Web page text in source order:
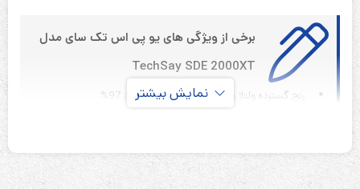
برخی از ویژگی های یو پی اس تک سای مدل
TechSay SDE 2000XT
*
رنج گسترده ولتاژ ورودی با ضریب توان بیشتر از 97%
*
محافظت کامل در مقابل اضافه ولتاژ
نمایشگر LED/LCD ، مانیتورینگ همه وضعیت های کاری
نمایش بیشتر